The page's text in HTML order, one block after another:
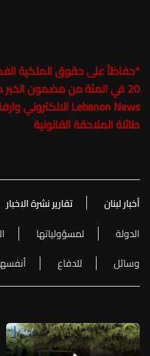
*حفاظاً على حقوق الملكية
طائلة الملاحقة القانونية
أخبار لبنان تقارير نشرة الاخبار
الدولة
لمسؤولياتها
وسائل
للدفاع